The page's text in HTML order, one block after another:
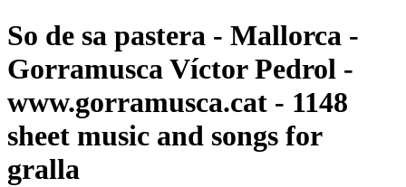
So de sa pastera - Mallorca -
Gorramusca Víctor Pedrol -
www.gorramusca.cat - 1148
sheet music and songs for
gralla